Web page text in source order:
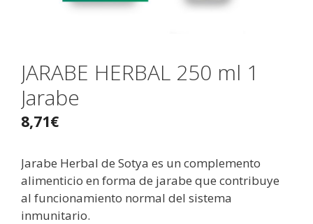
JARABE HERBAL 250 ml 1
Jarabe
8,71€
Jarabe Herbal de Sotya es un complemento
alimenticio en forma de jarabe que contribuye
al funcionamiento normal del sistema
inmunitario.